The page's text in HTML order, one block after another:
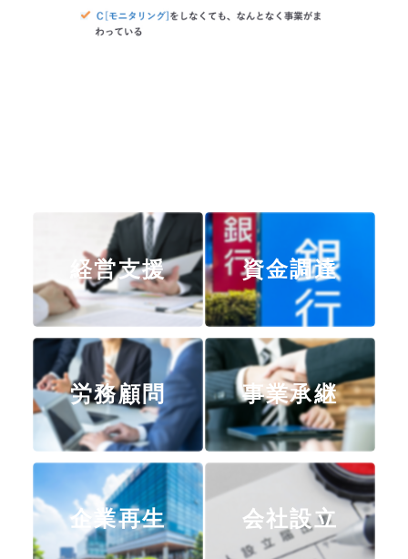
経営支援 資金調達
労務顧問 事業承継
企業再生 会社設立